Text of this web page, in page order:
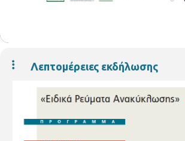
Λεπτομέρειες εκδήλωσης